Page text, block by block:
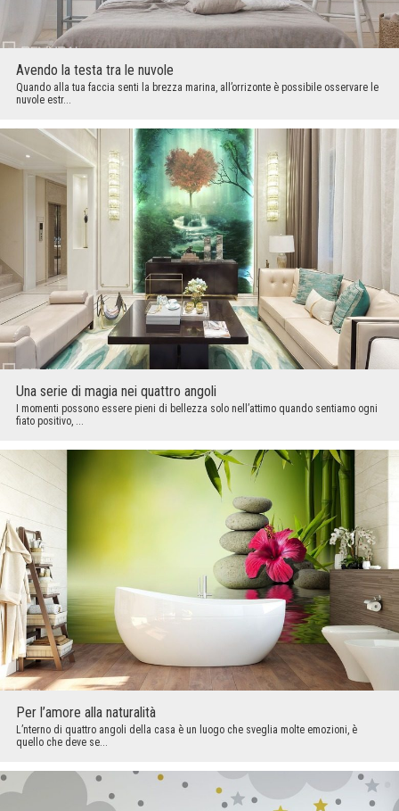
Avendo la testa tra le nuvole
Quando alla tua faccia senti la brezza marina, all’orrizonte è possibile osservare le
nuvole estr...
Una serie di magia nei quattro angoli
I momenti possono essere pieni di bellezza solo nell’attimo quando sentiamo ogni
fiato positivo, ...
Per l’amore alla naturalità
L’nterno di quattro angoli della casa è un luogo che sveglia molte emozioni, è
quello che deve se...